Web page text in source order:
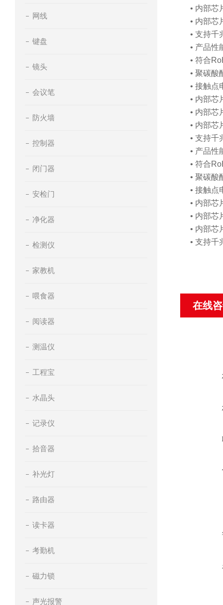
网线
键盘
镜头
会议笔
防火墙
控制器
闭门器
安检门
净化器
检测仪
家教机
喂食器
阅读器
测温仪
工程宝
水晶头
记录仪
拾音器
补光灯
路由器
读卡器
考勤机
磁力锁
声光报警
• 内部芯
• 内部芯
• 支持千
• 产品性
• 符合
• 聚碳酸
• 接触点
• 内部芯
• 内部芯
• 内部芯
• 支持千
• 产品性
• 符合
• 聚碳酸
• 接触点
• 内部芯
• 内部芯
• 内部芯
• 支持千
在线